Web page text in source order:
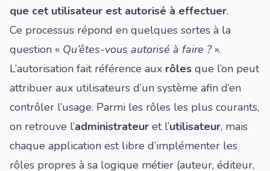
que cet utilisateur est autorisé à effectuer.
Ce processus répond en quelques sortes à la
question « Qu’êtes-vous autorisé à faire ?».
L’autorisation fait référence aux rôles que l’on peut
attribuer aux utilisateurs d’un système afin d’en
contrôler l’usage. Parmi les rôles les plus courants,
on retrouve l’administrateur et l’utilisateur, mais
chaque application est libre d’implémenter les
rôles propres à sa logique métier (auteur, éditeur,